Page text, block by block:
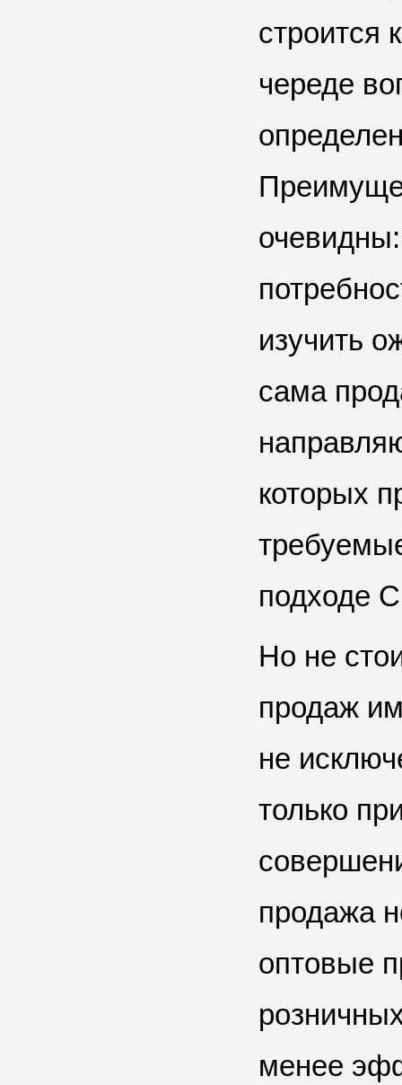
строится
череде
изучить
сама
которых
подходе
Но не
продаж
не
только
продажа
оптовые
менее